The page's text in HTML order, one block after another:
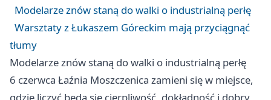
Modelarze znów staną do walki o industrialną perłę
Warsztaty z Łukaszem Góreckim mają przyciągnąć
tłumy
Modelarze znów staną do walki o industrialną perłę
6 czerwca Łaźnia Moszczenica zamieni się w miejsce,